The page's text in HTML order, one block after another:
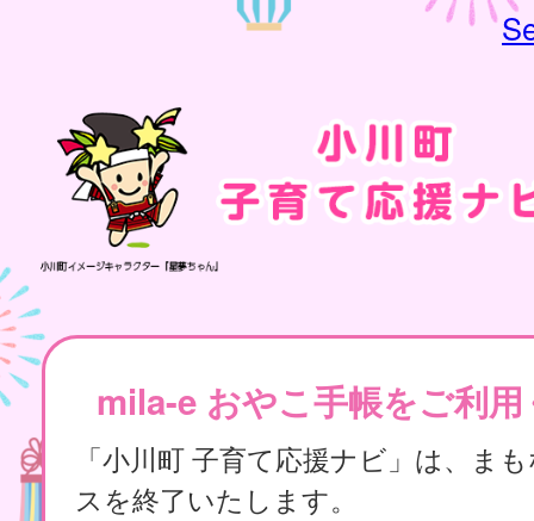
mila-e おやこ手帳をご利
「小川町 子育て応援ナビ」は、ま
スを終了いたします。